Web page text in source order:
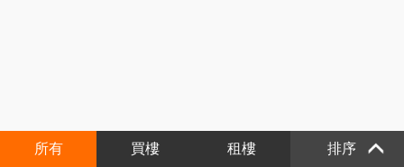
所有 買樓 租樓 排序